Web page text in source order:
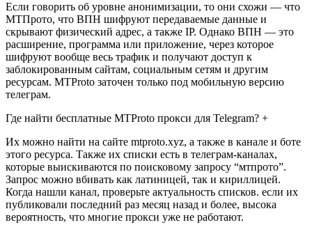
Если говорить об уровне анонимизации, то они схожи — что
МТПрото, что ВПН шифруют передаваемые данные и
скрывают физический адрес, а также IP. Однако ВПН — это
расширение, программа или приложение, через которое
шифруют вообще весь трафик и получают доступ к
заблокированным сайтам, социальным сетям и другим
ресурсам. MTProto заточен только под мобильную версию
телеграм.
Где найти бесплатные MTProto прокси для Telegram? +
Их можно найти на сайте mtproto.xyz, а также в канале и боте
этого ресурса. Также их списки есть в телеграм-каналах,
которые выискиваются по поисковому запросу “мтпрото”.
Запрос можно вбивать как латиницей, так и кириллицей.
Когда нашли канал, проверьте актуальность списков. если их
публиковали последний раз месяц назад и более, высока
вероятность, что многие прокси уже не работают.